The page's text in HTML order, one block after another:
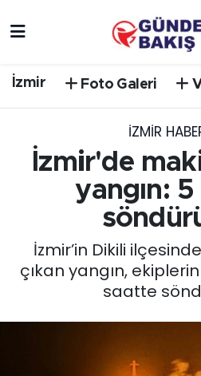
İzmir Foto Galeri
İZMIR
İzmir'de
yangın:
İzmir’in Dikili
çıkan yangın,
saatte
EKONOMİ
Trafik Durumu
Süper Lig Puan
Tüm Manşetler
Son Dakika Haberleri